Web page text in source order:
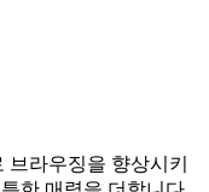
브라우징을 향상시키